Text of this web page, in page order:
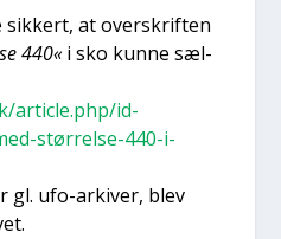
sik­kert, at over­skrif­ten
440«i sko kun­ne sæl­
article.php/id-
størrelse-440-i-
gl. ufo-arki­ver, blev